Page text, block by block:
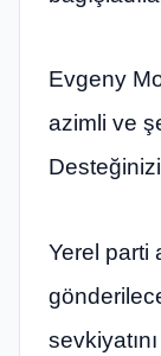
Evgeny
azimli ve
Yerel parti